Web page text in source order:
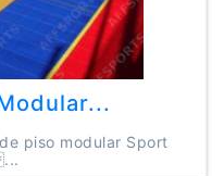
piso modular Sport